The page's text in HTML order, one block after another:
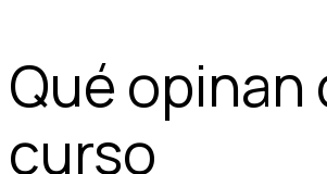
Qué opinan
curso